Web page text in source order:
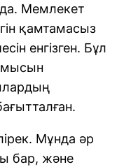
Мемлекет
қамтамасыз
енгізген. Бұл
Мұнда әр
бар, және